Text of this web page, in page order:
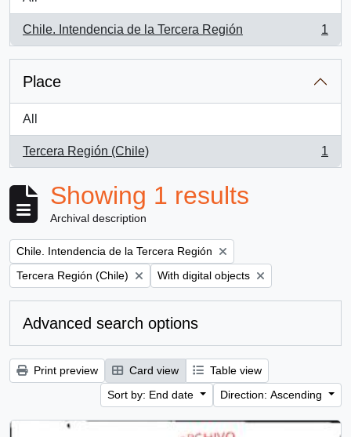
Chile. Intendencia de la Tercera Región
, 1 results
1
Place
All
Tercera Región (Chile)
, 1 results
1
Showing 1 results
Archival description
Remove filter:
Chile. Intendencia de la Tercera Región
Remove filter:
Tercera Región (Chile) Remove filter:
With digital objects
Advanced search options
Print preview Card view
Table view
Sort by: End date
Direction: Ascending